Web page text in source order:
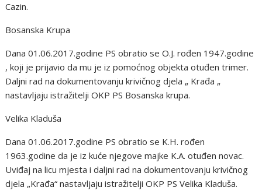
Cazin.
Bosanska Krupa
Dana 01.06.2017.godine PS obratio se O.J. rođen 1947.godine
, koji je prijavio da mu je iz pomoćnog objekta otuđen trimer.
Daljni rad na dokumentovanju krivičnog djela „ Krađa „
nastavljaju istražitelji OKP PS Bosanska krupa.
Velika Kladuša
Dana 01.06.2017.godine PS obratio se K.H. rođen
1963.godine da je iz kuće njegove majke K.A. otuđen novac.
Uviđaj na licu mjesta i daljni rad na dokumentovanju krivičnog
djela „Krađa“ nastavljaju istražitelji OKP PS Velika Kladuša.